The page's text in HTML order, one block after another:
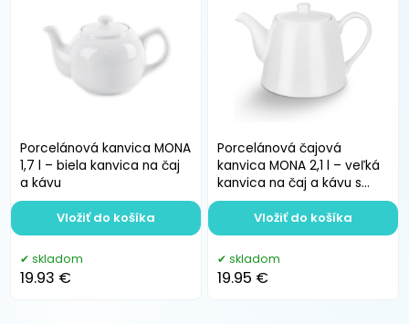
Porcelánová kanvica MONA
1,7 l – biela kanvica na čaj
a kávu
skladom
19.93 €
Vložiť do košíka
Porcelánová čajová
kanvica MONA 2,1 l – veľká
kanvica na čaj a kávu s
viečkom a výlevkou
skladom
19.95 €
Vložiť do košíka